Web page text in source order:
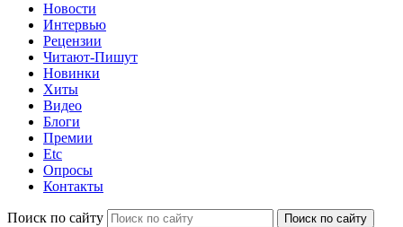
Новости
Интервью
Рецензии
Читают-Пишут
Новинки
Хиты
Видео
Блоги
Премии
Etc
Опросы
Контакты
Поиск по сайту